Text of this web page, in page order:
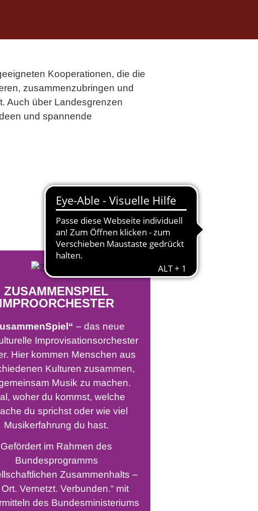
Kooperationen, die die
zusammenzubringen und
Auch über Landesgrenzen
und spannende
ZUSAMMENSPIEL
IMPROORCHESTER
– das neue
Improvisationsorchester
Hier kommen Menschen aus
Kulturen zusammen,
Musik zu machen.
woher du kommst, welche
du sprichst oder wie viel
Musikerfahrung du hast.
Gefördert im Rahmen des
Bundesprogramms
Zusammenhalts –
Vernetzt. Verbunden.“ mit
des Bundesministeriums